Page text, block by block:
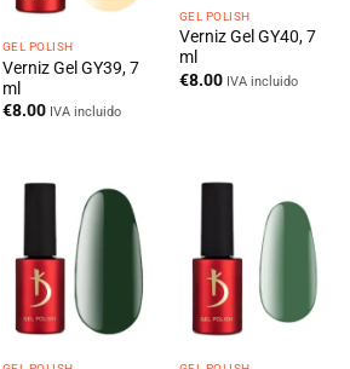
GEL POLISH
Verniz Gel GY39, 7
ml
€8.00 IVA incluido
GEL POLISH
Verniz Gel GY40, 7
ml
€8.00 IVA incluido